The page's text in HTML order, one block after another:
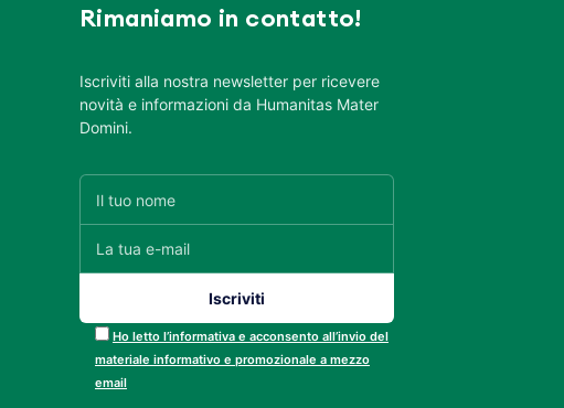
Rimaniamo in contatto!
Iscriviti alla nostra newsletter per ricevere
novità e informazioni da Humanitas Mater
Domini.
Ho letto l’informativa e acconsento all’invio del
materiale informativo e promozionale a mezzo
email